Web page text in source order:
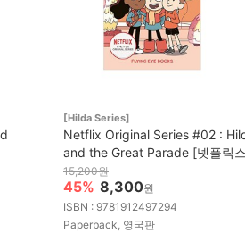
[Hilda Series]
Netflix Original Series #02 :
and the Great Parade [넷플릭
15,200원
45% 8,300원
ISBN : 9781912497294
Paperback, 영국판